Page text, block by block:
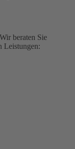
beraten Sie
Leistungen: